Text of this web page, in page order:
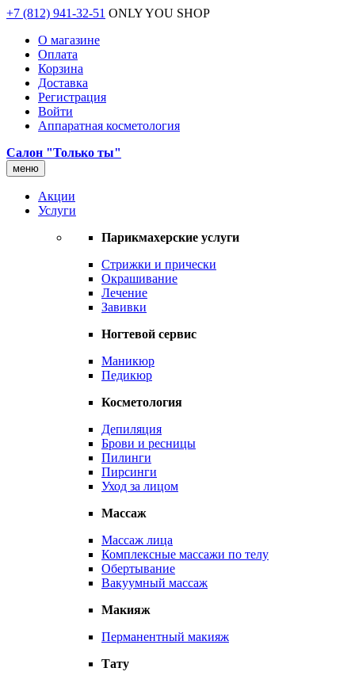
+7 (812) 941-32-51 ONLY YOU SHOP
О магазине
Оплата
Корзина
Доставка
Регистрация
Войти
Аппаратная косметология
Салон "Только ты"
меню
Акции
Услуги
Парикмахерские услуги
Стрижки и прически
Окрашивание
Лечение
Завивки
Ногтевой сервис
Маникюр
Педикюр
Косметология
Депиляция
Брови и ресницы
Пилинги
Пирсинги
Уход за лицом
Массаж
Массаж лица
Комплексные массажи по телу
Обертывание
Вакуумный массаж
Макияж
Перманентный макияж
Тату